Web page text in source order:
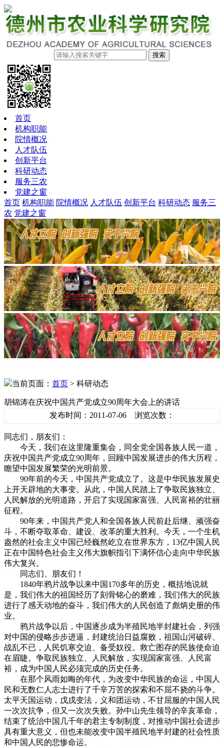
搜索
首页
机构职能
院情概况
人才队伍
创新平台
科研动态
服务三农
党建之窗
首页 机构职能 院情概况 人才队伍 创新平台 科研动态 服务三
农 党建之窗
当前页面： 首页 > 科研动态
胡锦涛在庆祝中国共产党成立90周年大会上的讲话
发布时间：2011-07-06 浏览次数：
同志们，朋友们：
今天，我们在这里隆重集会，同全党全国各族人民一道，
庆祝中国共产党成立90周年，回顾中国发展进步的伟大历程，
瞻望中国发展繁荣的光明前景。
90年前的今天，中国共产党成立了。这是中华民族发展史
上开天辟地的大事变。从此，中国人民踏上了争取民族独立、
人民解放的光明道路，开启了实现国家富强、人民富裕的壮丽
征程。
90年来，中国共产党人和全国各族人民前赴后继、顽强奋
斗，不断夺取革命、建设、改革的重大胜利。今天，一个生机
盎然的社会主义中国已经巍然屹立在世界东方，13亿中国人民
正在中国特色社会主义伟大旗帜指引下满怀信心走向中华民族
伟大复兴。
同志们、朋友们！
1840年鸦片战争以来中国170多年的历史，概括地说就
是，我们伟大的祖国经历了刻骨铭心的磨难，我们伟大的民族
进行了感天动地的奋斗，我们伟大的人民创造了彪炳史册的伟
业。
鸦片战争以后，中国逐步成为半殖民地半封建社会，列强
对中国的侵略步步进逼，封建统治日益腐败，祖国山河破碎、
战乱不已，人民饥寒交迫、备受奴役。救亡图存的民族使命迫
在眉睫。争取民族独立、人民解放，实现国家富强、人民富
裕，成为中国人民必须完成的历史任务。
在那个风雨如晦的年代，为改变中华民族的命运，中国人
民和无数仁人志士进行了千辛万苦的探索和不屈不挠的斗争。
太平天国运动，戊戌变法，义和团运动，不甘屈服的中国人民
一次次抗争，但又一次次失败。孙中山先生领导的辛亥革命，
结束了统治中国几千年的君主专制制度，对推动中国社会进步
具有重大意义，但也未能改变中国半殖民地半封建的社会性质
和中国人民的悲惨命运。